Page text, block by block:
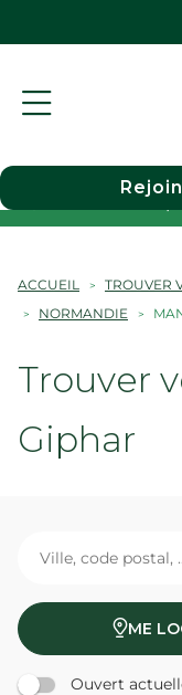
Choisir une
ACCUEIL
TROUVER
NORMANDIE
Trouver
Giphar
ME
Ouvert